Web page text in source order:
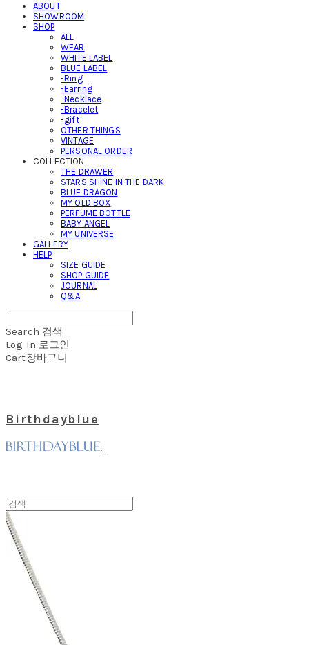
ABOUT
SHOWROOM
SHOP
ALL
WEAR
WHITE LABEL
BLUE LABEL
-Ring
-Earring
-Necklace
-Bracelet
-gift
OTHER THINGS
VINTAGE
PERSONAL ORDER
COLLECTION
THE DRAWER
STARS SHINE IN THE DARK
BLUE DRAGON
MY OLD BOX
PERFUME BOTTLE
BABY ANGEL
MY UNIVERSE
GALLERY
HELP
SIZE GUIDE
SHOP GUIDE
JOURNAL
Q&A
Search 검색
Log In 로그인
Cart장바구니
Birthdayblue